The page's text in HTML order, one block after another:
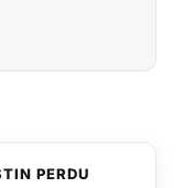
PERDU